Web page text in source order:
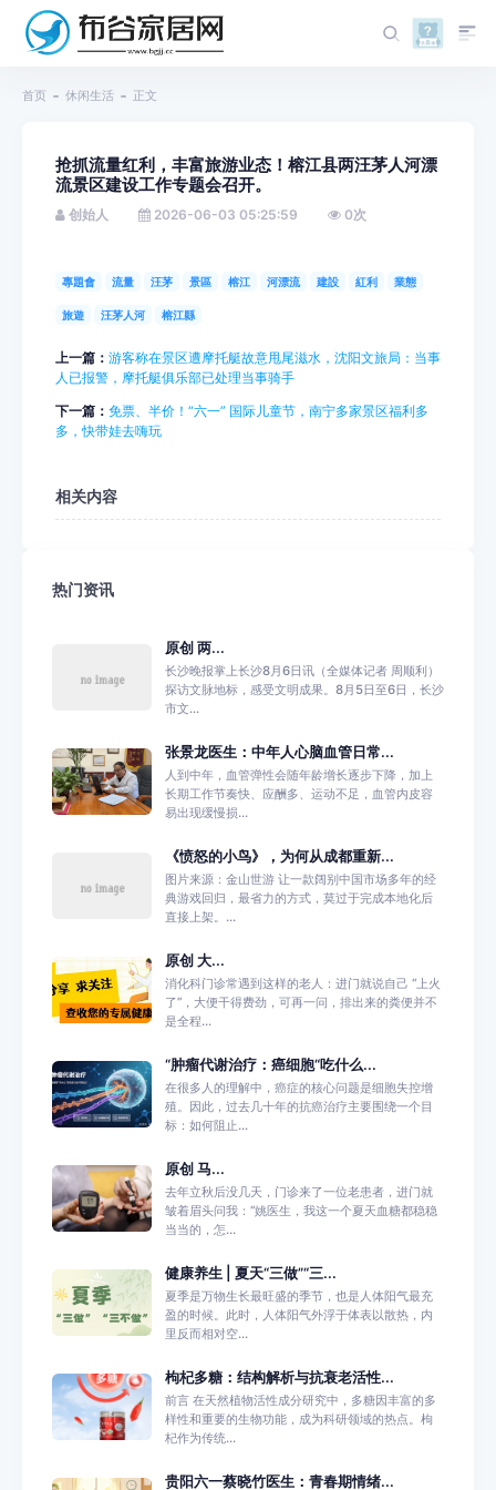
首页 休闲生活 正文
抢抓流量红利，丰富旅游业态！榕江县两汪茅人河漂
流景区建设工作专题会召开。
创始人 2026-06-03 05:25:59 0次
專題會 流量 汪茅 景區 榕江 河漂流 建設 紅利 業態
旅遊 汪茅人河 榕江縣
上一篇： 游客称在景区遭摩托艇故意甩尾滋水，沈阳文旅局：当事
人已报警，摩托艇俱乐部已处理当事骑手
下一篇： 免票、半价！“六一” 国际儿童节，南宁多家景区福利多
多，快带娃去嗨玩
相关内容
热门资讯
原创 两...
长沙晚报掌上长沙8月6日讯（全媒体记者 周顺利）
探访文脉地标，感受文明成果。8月5日至6日，长沙
市文...
张景龙医生：中年人心脑血管日常...
人到中年，血管弹性会随年龄增长逐步下降，加上
长期工作节奏快、应酬多、运动不足，血管内皮容
易出现缓慢损...
《愤怒的小鸟》，为何从成都重新...
图片来源：金山世游 让一款阔别中国市场多年的经
典游戏回归，最省力的方式，莫过于完成本地化后
直接上架。...
原创 大...
消化科门诊常遇到这样的老人：进门就说自己 “上火
了”，大便干得费劲，可再一问，排出来的粪便并不
是全程...
“肿瘤代谢治疗：癌细胞“吃什么...
在很多人的理解中，癌症的核心问题是细胞失控增
殖。因此，过去几十年的抗癌治疗主要围绕一个目
标：如何阻止...
原创 马...
去年立秋后没几天，门诊来了一位老患者，进门就
皱着眉头问我：“姚医生，我这一个夏天血糖都稳稳
当当的，怎...
健康养生 | 夏天“三做”“三...
夏季是万物生长最旺盛的季节，也是人体阳气最充
盈的时候。此时，人体阳气外浮于体表以散热，内
里反而相对空...
枸杞多糖：结构解析与抗衰老活性...
前言 在天然植物活性成分研究中，多糖因丰富的多
样性和重要的生物功能，成为科研领域的热点。枸
杞作为传统...
贵阳六一蔡晓竹医生：青春期情绪...